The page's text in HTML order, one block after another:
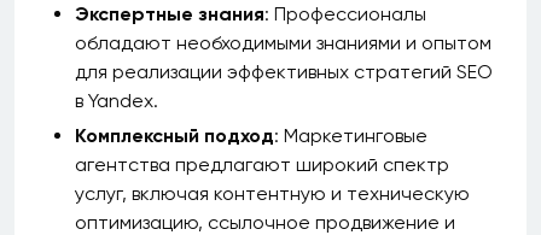
Экспертные знания: Профессионалы
обладают необходимыми знаниями и опытом
для реализации эффективных стратегий SEO
в Yandex.
Комплексный подход: Маркетинговые
агентства предлагают широкий спектр
услуг, включая контентную и техническую
оптимизацию, ссылочное продвижение и